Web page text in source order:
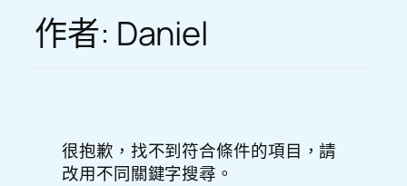
作者: Daniel
很抱歉，找不到符合條件的項目，請
改用不同關鍵字搜尋。